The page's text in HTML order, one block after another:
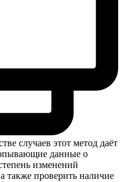
случаев этот метод даёт
данные о
изменений
также проверить наличие